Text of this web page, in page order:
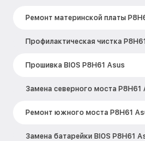
Ремонт материнской платы
Профилактическая чистка
Прошивка BIOS P8H61 Asus
Замена северного моста P8H61
Ремонт южного моста P8H61
Замена батарейки BIOS P8H61